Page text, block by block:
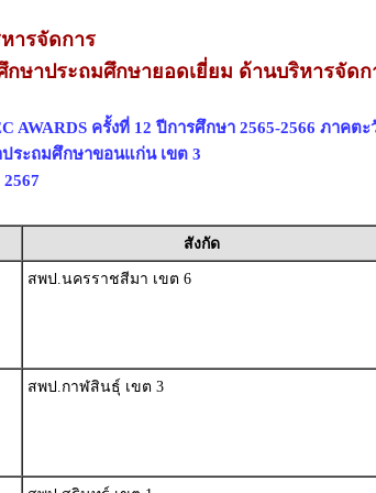
ารจัดการ
กษาประถมศึกษายอดเยี่ยม ด้านบริหารจัดก
AWARDS ครั้งที่ 12 ปีการศึกษา 2565-2566 ภาคตะ
ระถมศึกษาขอนแก่น เขต 3
สังกัด
สพป.นครราชสีมา เขต 6
สพป.กาฬสินธุ์ เขต 3